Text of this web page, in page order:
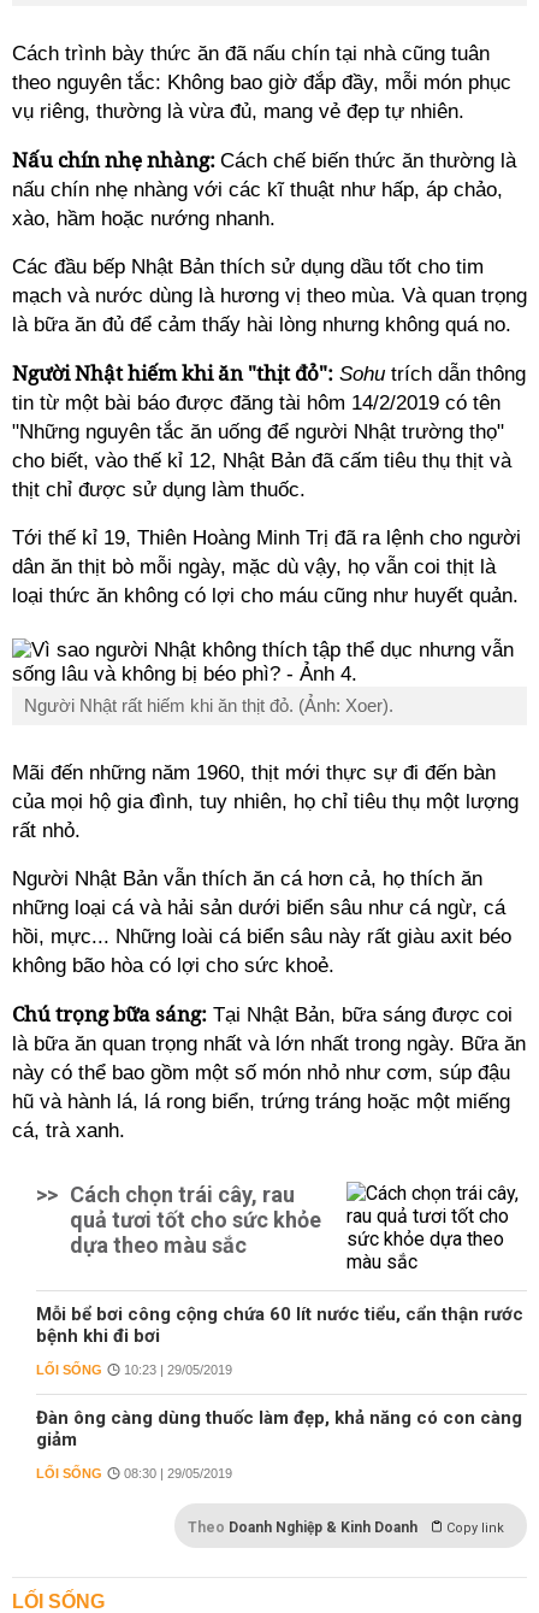
Cách trình bày thức ăn đã nấu chín tại nhà cũng tuân
theo nguyên tắc: Không bao giờ đắp đầy, mỗi món phục
vụ riêng, thường là vừa đủ, mang vẻ đẹp tự nhiên.
Nấu chín nhẹ nhàng: Cách chế biến thức ăn thường là
nấu chín nhẹ nhàng với các kĩ thuật như hấp, áp chảo,
xào, hầm hoặc nướng nhanh.
Các đầu bếp Nhật Bản thích sử dụng dầu tốt cho tim
mạch và nước dùng là hương vị theo mùa. Và quan trọng
là bữa ăn đủ để cảm thấy hài lòng nhưng không quá no.
Người Nhật hiếm khi ăn "thịt đỏ": Sohu trích dẫn thông
tin từ một bài báo được đăng tài hôm 14/2/2019 có tên
"Những nguyên tắc ăn uống để người Nhật trường thọ"
cho biết, vào thế kỉ 12, Nhật Bản đã cấm tiêu thụ thịt và
thịt chỉ được sử dụng làm thuốc.
Tới thế kỉ 19, Thiên Hoàng Minh Trị đã ra lệnh cho người
dân ăn thịt bò mỗi ngày, mặc dù vậy, họ vẫn coi thịt là
loại thức ăn không có lợi cho máu cũng như huyết quản.
Người Nhật rất hiếm khi ăn thịt đỏ. (Ảnh: Xoer).
Mãi đến những năm 1960, thịt mới thực sự đi đến bàn
của mọi hộ gia đình, tuy nhiên, họ chỉ tiêu thụ một lượng
rất nhỏ.
Người Nhật Bản vẫn thích ăn cá hơn cả, họ thích ăn
những loại cá và hải sản dưới biển sâu như cá ngừ, cá
hồi, mực... Những loài cá biển sâu này rất giàu axit béo
không bão hòa có lợi cho sức khoẻ.
Chú trọng bữa sáng: Tại Nhật Bản, bữa sáng được coi
là bữa ăn quan trọng nhất và lớn nhất trong ngày. Bữa ăn
này có thể bao gồm một số món nhỏ như cơm, súp đậu
hũ và hành lá, lá rong biển, trứng tráng hoặc một miếng
cá, trà xanh.
>> Cách chọn trái cây, rau
quả tươi tốt cho sức khỏe
dựa theo màu sắc
Mỗi bể bơi công cộng chứa 60 lít nước tiểu, cẩn thận rước
bệnh khi đi bơi
LỐI SỐNG 10:23 | 29/05/2019
Đàn ông càng dùng thuốc làm đẹp, khả năng có con càng
giảm
LỐI SỐNG 08:30 | 29/05/2019
Theo Doanh Nghiệp & Kinh Doanh Copy link
LỐI SỐNG